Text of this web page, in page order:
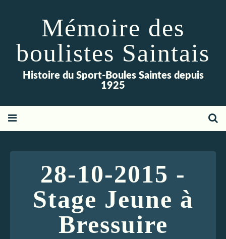
Mémoire des
boulistes Saintais
Histoire du Sport-Boules Saintes depuis
1925
28-10-2015 -
Stage Jeune à
Bressuire